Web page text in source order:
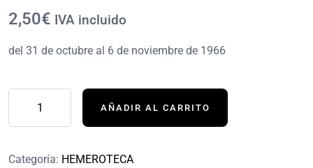
2,50€ IVA incluido
del 31 de octubre al 6 de noviembre de 1966
AÑADIR AL CARRITO
Categoría: HEMEROTECA